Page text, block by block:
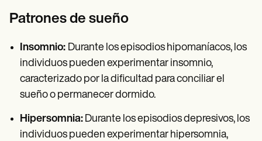
Patrones de sueño
Insomnio: Durante los episodios hipomaníacos, los
individuos pueden experimentar insomnio,
caracterizado por la dificultad para conciliar el
sueño o permanecer dormido.
Hipersomnia: Durante los episodios depresivos, los
individuos pueden experimentar hipersomnia,